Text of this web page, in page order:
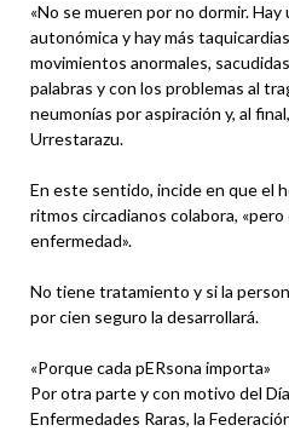
«No se mueren por no dormir.
autonómica y hay más
movimientos anormales,
palabras y con los problemas al
neumonías por aspiración y, al
Urrestarazu.
En este sentido, incide en que el
ritmos circadianos colabora, «pero
enfermedad».
No tiene tratamiento y si la
por cien seguro la desarrollará.
«Porque cada pERsona importa»
Por otra parte y con motivo del
Enfermedades Raras, la